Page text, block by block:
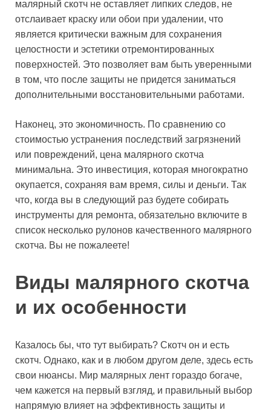
малярный скотч не оставляет липких следов, не
отслаивает краску или обои при удалении, что
является критически важным для сохранения
целостности и эстетики отремонтированных
поверхностей. Это позволяет вам быть уверенными
в том, что после защиты не придется заниматься
дополнительными восстановительными работами.
Наконец, это экономичность. По сравнению со
стоимостью устранения последствий загрязнений
или повреждений, цена малярного скотча
минимальна. Это инвестиция, которая многократно
окупается, сохраняя вам время, силы и деньги. Так
что, когда вы в следующий раз будете собирать
инструменты для ремонта, обязательно включите в
список несколько рулонов качественного малярного
скотча. Вы не пожалеете!
Виды малярного скотча
и их особенности
Казалось бы, что тут выбирать? Скотч он и есть
скотч. Однако, как и в любом другом деле, здесь есть
свои нюансы. Мир малярных лент гораздо богаче,
чем кажется на первый взгляд, и правильный выбор
напрямую влияет на эффективность защиты и